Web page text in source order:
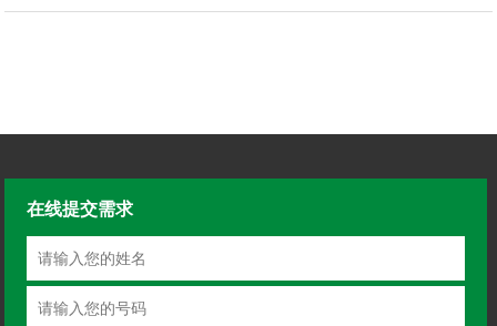
在线提交需求